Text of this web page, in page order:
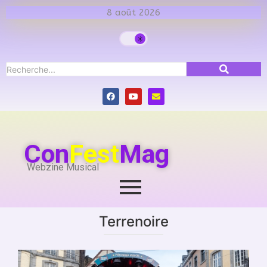
8 août 2026
ConFestMag
Webzine Musical
Terrenoire